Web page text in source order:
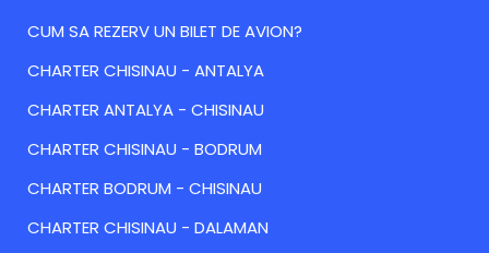
CUM SA REZERV UN BILET DE AVION?
CHARTER CHISINAU - ANTALYA
CHARTER ANTALYA - CHISINAU
CHARTER CHISINAU - BODRUM
CHARTER BODRUM - CHISINAU
CHARTER CHISINAU - DALAMAN